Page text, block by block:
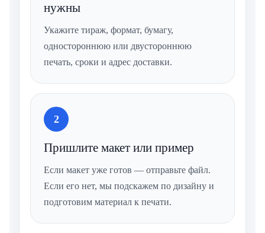
нужны
Укажите тираж, формат, бумагу,
одностороннюю или двустороннюю
печать, сроки и адрес доставки.
2
Пришлите макет или пример
Если макет уже готов — отправьте файл.
Если его нет, мы подскажем по дизайну и
подготовим материал к печати.